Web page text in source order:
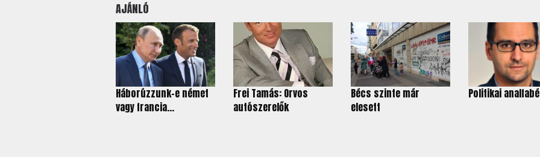
AJÁNLÓ
Háborúzzunk-e német
vagy francia...
Frei Tamás: Orvos
autószerelők
Bécs szinte már
elesett
Politikai